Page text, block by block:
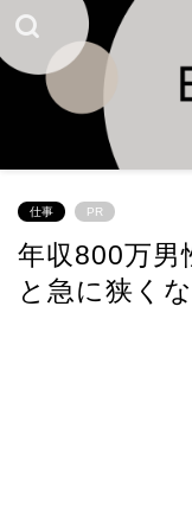
仕事 PR
年収800万男
と急に狭く